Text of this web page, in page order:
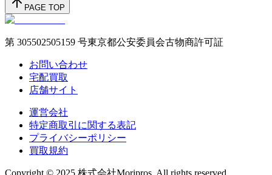
PAGE TOP
第 305502505159 号東京都公安委員会古物商許可証
お問い合わせ
宅配買取
店舗サイト
運営会社
特定商取引に関する表記
プライバシーポリシー
買取規約
Copyright © 2025 株式会社Moripros. All rights reserved.